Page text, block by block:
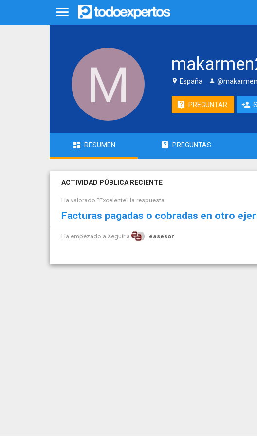
España
PREGUNTAR
RESUMEN PREGUNTAS
ACTIVIDAD PÚBLICA RECIENTE
Ha valorado "Excelente" la respuesta
Facturas pagadas o cobradas en otro
Ha empezado a seguir a easesor